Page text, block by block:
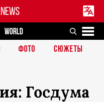
WORLD
ФОТО СЮЖЕТЫ
Госдума